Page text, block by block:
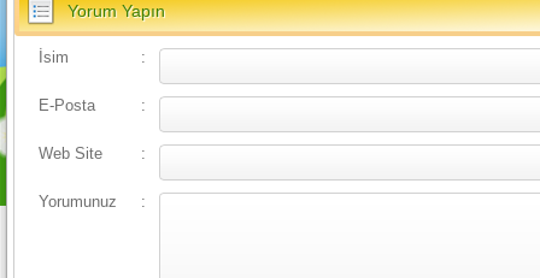
Yorum Yapın
İsim :
E-Posta :
Web Site :
Yorumunuz :